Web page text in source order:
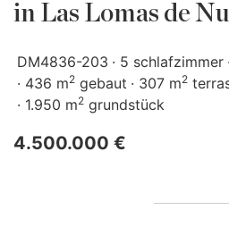
in Las Lomas de
DM4836-203 5 schlafzimmer
436 m2 gebaut 307 m2
1.950 m2 grundstück
4.500.000 €